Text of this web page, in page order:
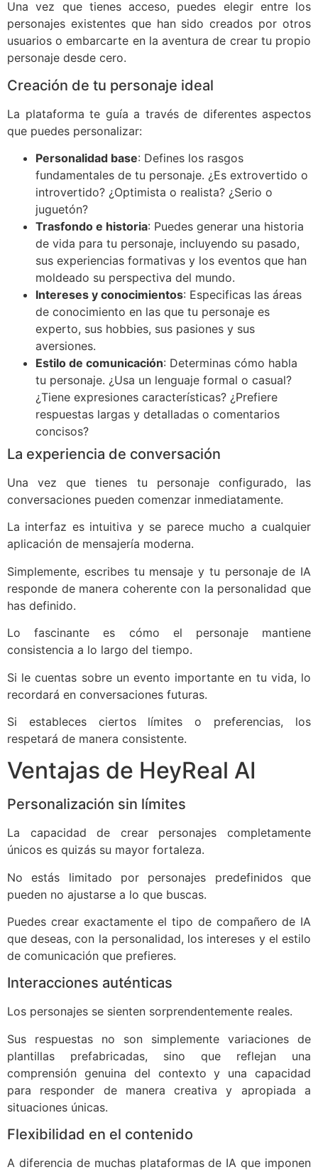
Una vez que tienes acceso, puedes elegir entre los
personajes existentes que han sido creados por otros
usuarios o embarcarte en la aventura de crear tu propio
personaje desde cero.
Creación de tu personaje ideal
La plataforma te guía a través de diferentes aspectos
que puedes personalizar:
Personalidad base: Defines los rasgos
fundamentales de tu personaje. ¿Es extrovertido o
introvertido? ¿Optimista o realista? ¿Serio o
juguetón?
Trasfondo e historia: Puedes generar una historia
de vida para tu personaje, incluyendo su pasado,
sus experiencias formativas y los eventos que han
moldeado su perspectiva del mundo.
Intereses y conocimientos: Especificas las áreas
de conocimiento en las que tu personaje es
experto, sus hobbies, sus pasiones y sus
aversiones.
Estilo de comunicación: Determinas cómo habla
tu personaje. ¿Usa un lenguaje formal o casual?
¿Tiene expresiones características? ¿Prefiere
respuestas largas y detalladas o comentarios
concisos?
La experiencia de conversación
Una vez que tienes tu personaje configurado, las
conversaciones pueden comenzar inmediatamente.
La interfaz es intuitiva y se parece mucho a cualquier
aplicación de mensajería moderna.
Simplemente, escribes tu mensaje y tu personaje de IA
responde de manera coherente con la personalidad que
has definido.
Lo fascinante es cómo el personaje mantiene
consistencia a lo largo del tiempo.
Si le cuentas sobre un evento importante en tu vida, lo
recordará en conversaciones futuras.
Si estableces ciertos límites o preferencias, los
respetará de manera consistente.
Ventajas de HeyReal AI
Personalización sin límites
La capacidad de crear personajes completamente
únicos es quizás su mayor fortaleza.
No estás limitado por personajes predefinidos que
pueden no ajustarse a lo que buscas.
Puedes crear exactamente el tipo de compañero de IA
que deseas, con la personalidad, los intereses y el estilo
de comunicación que prefieres.
Interacciones auténticas
Los personajes se sienten sorprendentemente reales.
Sus respuestas no son simplemente variaciones de
plantillas prefabricadas, sino que reflejan una
comprensión genuina del contexto y una capacidad
para responder de manera creativa y apropiada a
situaciones únicas.
Flexibilidad en el contenido
A diferencia de muchas plataformas de IA que imponen